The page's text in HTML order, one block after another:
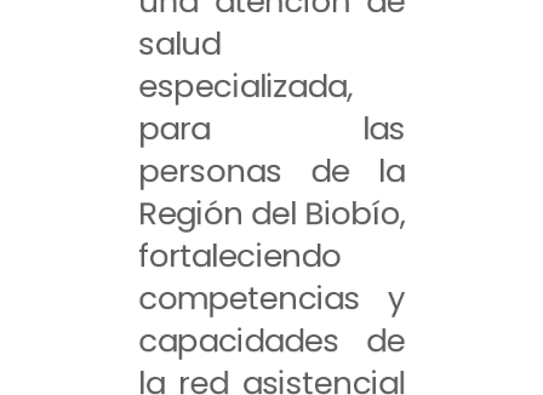
salud
especializada,
para las
personas de la
Región del Biobío,
fortaleciendo
competencias y
capacidades de
la red asistencial